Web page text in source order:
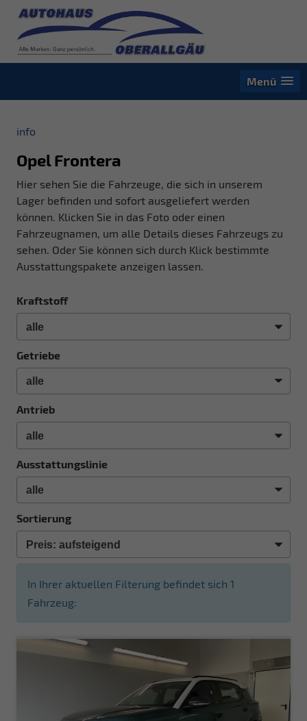
Menü
info
Opel Frontera
Hier sehen Sie die Fahrzeuge, die sich in unserem
Lager befinden und sofort ausgeliefert werden
können. Klicken Sie in das Foto oder einen
Fahrzeugnamen, um alle Details dieses Fahrzeugs zu
sehen. Oder Sie können sich durch Klick bestimmte
Ausstattungspakete anzeigen lassen.
Kraftstoff
Getriebe
Antrieb
Ausstattungslinie
Sortierung
In Ihrer aktuellen Filterung befindet sich 1
Fahrzeug: